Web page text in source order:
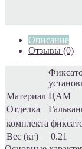
Описание
Отзывы (0)
Материал ЦАМ
Отделка
комплекта
Вес (кг)
0.21